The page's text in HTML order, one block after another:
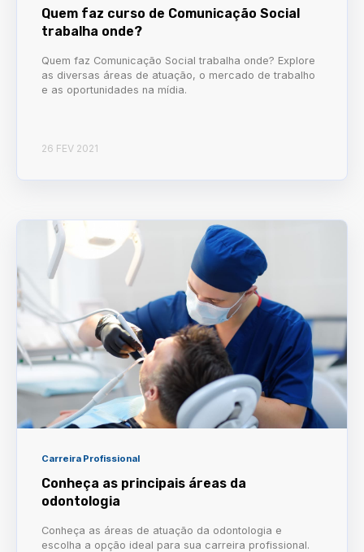
Quem faz curso de Comunicação Social
trabalha onde?
Quem faz Comunicação Social trabalha onde? Explore
as diversas áreas de atuação, o mercado de trabalho
e as oportunidades na mídia.
26 FEV 2021
Carreira Profissional
Conheça as principais áreas da
odontologia
Conheça as áreas de atuação da odontologia e
escolha a opção ideal para sua carreira profissional.